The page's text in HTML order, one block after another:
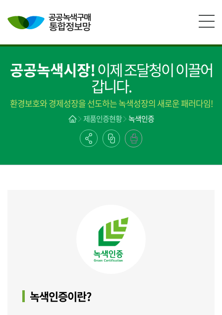
공공녹색시장!이제 조달청이 이끌어
갑니다.
환경보호와 경제성장을 선도하는 녹색성장의 새로운 패러다임!
제품인증현황 녹색인증
녹색인증이란?